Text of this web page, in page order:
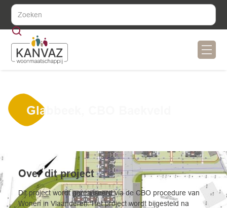
Glabbeek, CBO Baekveld
Over dit project
Dit project wordt gerealiseerd via de CBO procedure van
Wonen in Vlaanderen. Het project wordt bijgesteld na